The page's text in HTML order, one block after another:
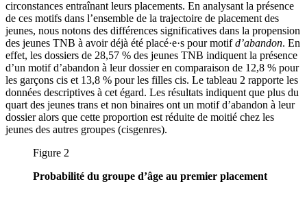
circonstances entraînant leurs placements. En analysant la présence
de ces motifs dans l’ensemble de la trajectoire de placement des
jeunes, nous notons des différences significatives dans la propension
des jeunes TNB à avoir déjà été placé·e·s pour motifd’abandon. En
effet, les dossiers de 28,57 % des jeunes TNB indiquent la présence
d’un motif d’abandon à leur dossier en comparaison de 12,8 % pour
les garçons cis et 13,8 % pour les filles cis. Le tableau 2 rapporte les
données descriptives à cet égard. Les résultats indiquent que plus du
quart des jeunes trans et non binaires ont un motif d’abandon à leur
dossier alors que cette proportion est réduite de moitié chez les
jeunes des autres groupes (cisgenres).
Figure 2
Probabilité du groupe d’âge au premier placement